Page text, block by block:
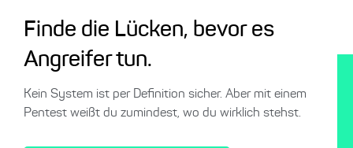
Finde die Lücken, bevor es
Angreifer tun.
Kein System ist per Definition sicher. Aber mit einem
Pentest weißt du zumindest, wo du wirklich stehst.